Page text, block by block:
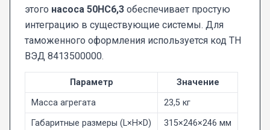
этого насоса 50НС6,3 обеспечивает простую
интеграцию в существующие системы. Для
таможенного оформления используется код ТН
ВЭД 8413500000.
Параметр
Значение
Масса агрегата
23,5 кг
Габаритные размеры (L×H×D)
315×246×246 мм